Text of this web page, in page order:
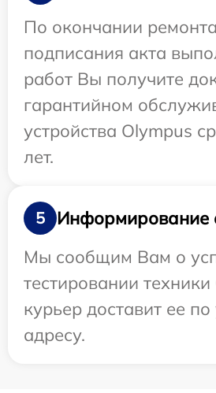
По окончании
подписания акта
работ Вы получите
гарантийном
устройства Olympus
лет.
5
Информирование
Мы сообщим Вам о
тестировании
курьер доставит ее
адресу.